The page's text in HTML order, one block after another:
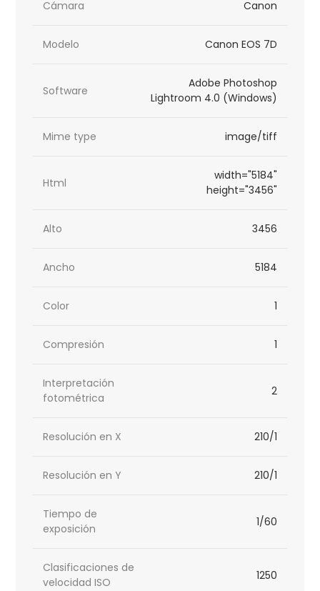
Cámara Canon
Modelo Canon EOS 7D
Software
Adobe Photoshop
Lightroom 4.0 (Windows)
Mime type image/tiff
Html
width="5184"
height="3456"
Alto 3456
Ancho 5184
Color 1
Compresión 1
Interpretación
fotométrica
2
Resolución en X 210/1
Resolución en Y 210/1
Tiempo de
exposición
1/60
Clasificaciones de
velocidad ISO
1250